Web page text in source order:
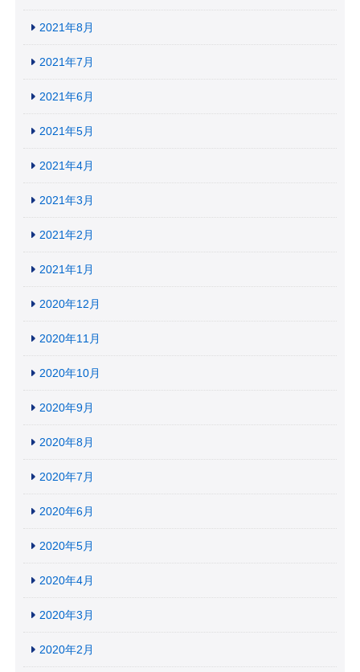
2021年8月
2021年7月
2021年6月
2021年5月
2021年4月
2021年3月
2021年2月
2021年1月
2020年12月
2020年11月
2020年10月
2020年9月
2020年8月
2020年7月
2020年6月
2020年5月
2020年4月
2020年3月
2020年2月